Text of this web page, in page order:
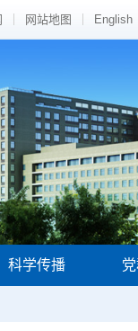
网站地图 English
科学传播